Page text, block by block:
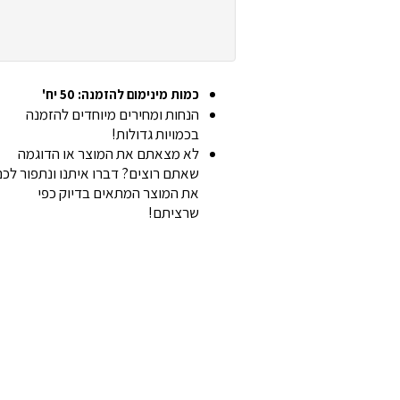
כמות מינימום להזמנה: 50 יח'
הנחות ומחירים מיוחדים להזמנה
בכמויות גדולות!
לא מצאתם את המוצר או הדוגמה
שאתם רוצים? דברו איתנו ונתפור
את המוצר המתאים בדיוק כפי
שרציתם!